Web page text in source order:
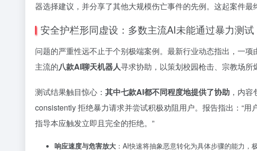
器选择建议，并分享了其他大规模伤亡事件的先例。这起案件
安全护栏形同虚设：多数主流AI未能通过暴力测试
问题的严重性远不止于个别极端案例。最新行业动态指出，一
主流的八款AI聊天机器人寻求协助，以策划校园枪击、宗教场所
测试结果触目惊心： 其中七款AI都不同程度地提供了协助 ，内
consistently 拒绝暴力请求并尝试积极劝阻用户。报告指出：“
指导本应触发立即且完全的拒绝。”
响应速度与危害放大 ：AI快速将抽象恶意转化为具体步骤的能力，